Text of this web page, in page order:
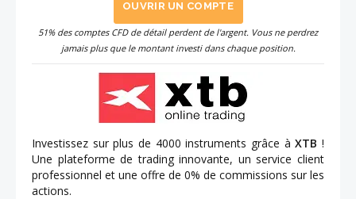
OUVRIR UN COMPTE
51% des comptes CFD de détail perdent de l'argent. Vous ne perdrez
jamais plus que le montant investi dans chaque position.
Investissez sur plus de 4000 instruments grâce àXTB !
Une plateforme de trading innovante, un service client
professionnel et une offre de 0% de commissions sur les
actions.